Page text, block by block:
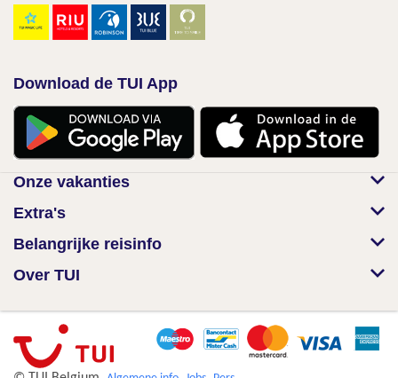
Download de TUI App
Onze vakanties
Extra's
Belangrijke reisinfo
Over TUI